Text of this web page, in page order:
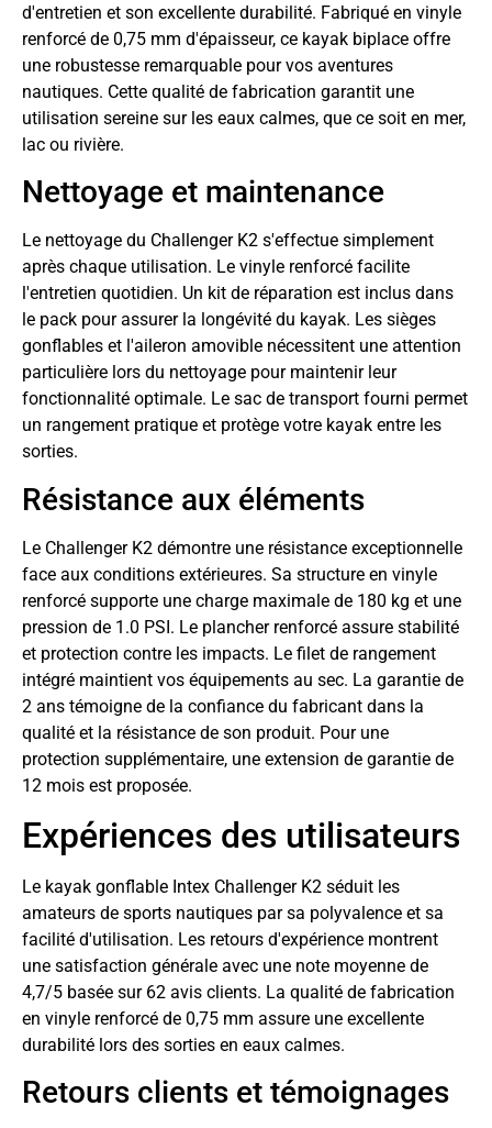
d'entretien et son excellente durabilité. Fabriqué en vinyle
renforcé de 0,75 mm d'épaisseur, ce kayak biplace offre
une robustesse remarquable pour vos aventures
nautiques. Cette qualité de fabrication garantit une
utilisation sereine sur les eaux calmes, que ce soit en mer,
lac ou rivière.
Nettoyage et maintenance
Le nettoyage du Challenger K2 s'effectue simplement
après chaque utilisation. Le vinyle renforcé facilite
l'entretien quotidien. Un kit de réparation est inclus dans
le pack pour assurer la longévité du kayak. Les sièges
gonflables et l'aileron amovible nécessitent une attention
particulière lors du nettoyage pour maintenir leur
fonctionnalité optimale. Le sac de transport fourni permet
un rangement pratique et protège votre kayak entre les
sorties.
Résistance aux éléments
Le Challenger K2 démontre une résistance exceptionnelle
face aux conditions extérieures. Sa structure en vinyle
renforcé supporte une charge maximale de 180 kg et une
pression de 1.0 PSI. Le plancher renforcé assure stabilité
et protection contre les impacts. Le filet de rangement
intégré maintient vos équipements au sec. La garantie de
2 ans témoigne de la confiance du fabricant dans la
qualité et la résistance de son produit. Pour une
protection supplémentaire, une extension de garantie de
12 mois est proposée.
Expériences des utilisateurs
Le kayak gonflable Intex Challenger K2 séduit les
amateurs de sports nautiques par sa polyvalence et sa
facilité d'utilisation. Les retours d'expérience montrent
une satisfaction générale avec une note moyenne de
4,7/5 basée sur 62 avis clients. La qualité de fabrication
en vinyle renforcé de 0,75 mm assure une excellente
durabilité lors des sorties en eaux calmes.
Retours clients et témoignages